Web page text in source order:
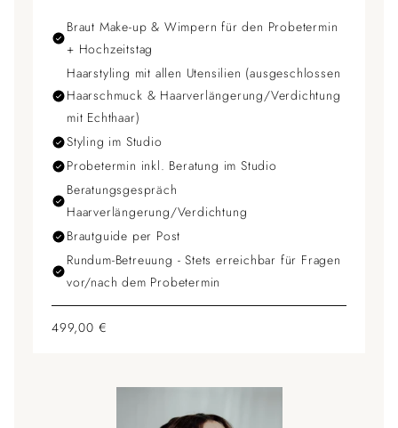
Braut Make-up & Wimpern für den Probetermin
+ Hochzeitstag
Haarstyling mit allen Utensilien (ausgeschlossen
Haarschmuck & Haarverlängerung/Verdichtung
mit Echthaar)
Styling im Studio
Probetermin inkl. Beratung im Studio
Beratungsgespräch
Haarverlängerung/Verdichtung
Brautguide per Post
Rundum-Betreuung - Stets erreichbar für Fragen
vor/nach dem Probetermin
499,00 €